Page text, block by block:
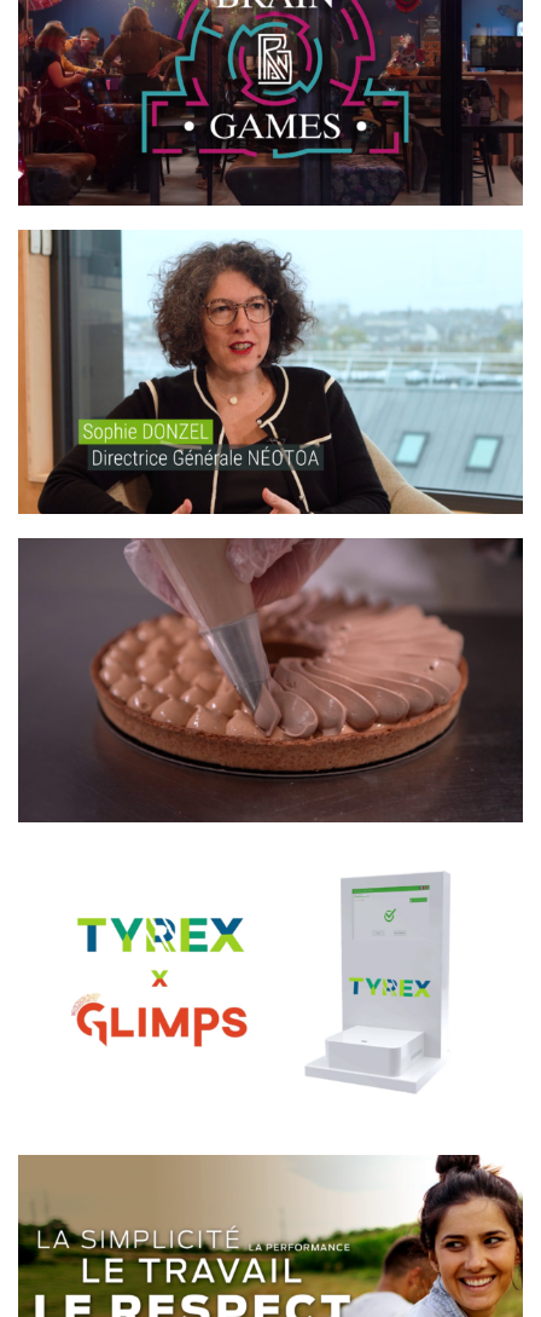
BRAIN GAMES
NÉOTOA – BIODIVERSITÉ
SUPER U
TYREX x GLIMPS